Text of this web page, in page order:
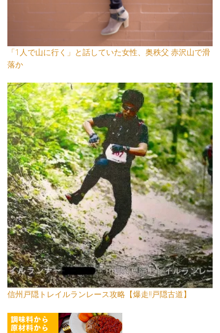
「1人で山に行く」と話していた女性、奥秩父 赤沢山で滑
落か
信州戸隠トレイルランレース攻略【爆走!!戸隠古道】